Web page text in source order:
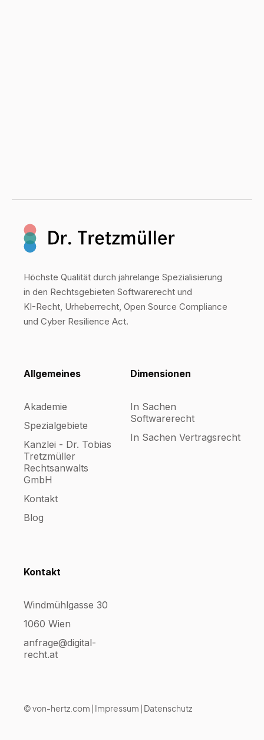
Höchste Qualität durch jahrelange Spezialisierung
in den Rechtsgebieten Softwarerecht und
KI-Recht, Urheberrecht, Open Source Compliance
und Cyber Resilience Act.
Allgemeines
Akademie
Spezialgebiete
Kanzlei - Dr. Tobias
Tretzmüller
Rechtsanwalts
GmbH
Kontakt
Blog
Dimensionen
In Sachen
Softwarerecht
In Sachen Vertragsrecht
Kontakt
Windmühlgasse 30
1060 Wien
anfrage@digital-
recht.at
©von-hertz.com | Impressum | Datenschutz